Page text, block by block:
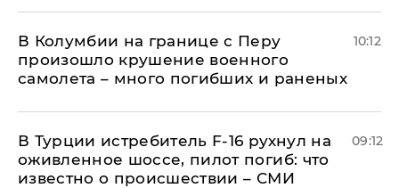
В Колумбии на границе с Перу
произошло крушение военного
самолета – много погибших и раненых
10:12
В Турции истребитель F-16 рухнул на
оживленное шоссе, пилот погиб: что
известно о происшествии – СМИ
09:12